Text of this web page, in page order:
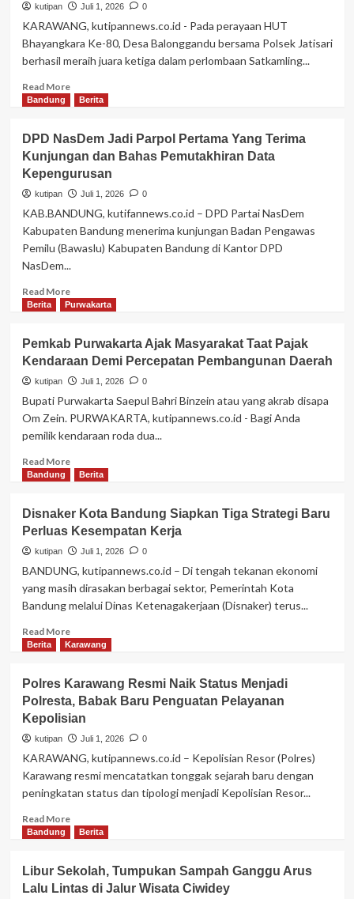
kutipan Juli 1, 2026 0
KARAWANG, kutipannews.co.id - Pada perayaan HUT
Bhayangkara Ke-80, Desa Balonggandu bersama Polsek Jatisari
berhasil meraih juara ketiga dalam perlombaan Satkamling...
Read MoreRead
more
Balonggandu
Bersama
Polsek
Jatisari
Raih
Juara
3
Hut
Bhayangkara
80
Polres
Bandung Berita
DPD NasDem Jadi Parpol Pertama Yang Terima
Kunjungan dan Bahas Pemutakhiran Data
Kepengurusan
kutipan Juli 1, 2026 0
KAB.BANDUNG, kutifannews.co.id – DPD Partai NasDem
Kabupaten Bandung menerima kunjungan Badan Pengawas
Pemilu (Bawaslu) Kabupaten Bandung di Kantor DPD
NasDem...
Read MoreRead
more
NasDem
Jadi
Parpol
Pertama
Terima
Kunjungan
Bahas
Pemutakhiran
Kepengurusan
Berita Purwakarta
Pemkab Purwakarta Ajak Masyarakat Taat Pajak
Kendaraan Demi Percepatan Pembangunan Daerah
kutipan Juli 1, 2026 0
Bupati Purwakarta Saepul Bahri Binzein atau yang akrab disapa
Om Zein. PURWAKARTA, kutipannews.co.id - Bagi Anda
pemilik kendaraan roda dua...
Read MoreRead
more
Purwakarta
Ajak
Masyarakat
Taat
Pajak
Kendaraan
Demi
Pembangunan
Daerah
Bandung Berita
Disnaker Kota Bandung Siapkan Tiga Strategi Baru
Perluas Kesempatan Kerja
kutipan Juli 1, 2026 0
BANDUNG, kutipannews.co.id – Di tengah tekanan ekonomi
yang masih dirasakan berbagai sektor, Pemerintah Kota
Bandung melalui Dinas Ketenagakerjaan (Disnaker) terus...
Read MoreRead
more
Kota
Bandung
Siapkan
Tiga
Baru
Perluas
Kesempatan
Berita Karawang
Polres Karawang Resmi Naik Status Menjadi
Polresta, Babak Baru Penguatan Pelayanan
Kepolisian
kutipan Juli 1, 2026 0
KARAWANG, kutipannews.co.id – Kepolisian Resor (Polres)
Karawang resmi mencatatkan tonggak sejarah baru dengan
peningkatan status dan tipologi menjadi Kepolisian Resor...
Read MoreRead
more
Karawang
Resmi
Bandung Berita
Libur Sekolah, Tumpukan Sampah Ganggu Arus
Lalu Lintas di Jalur Wisata Ciwidey